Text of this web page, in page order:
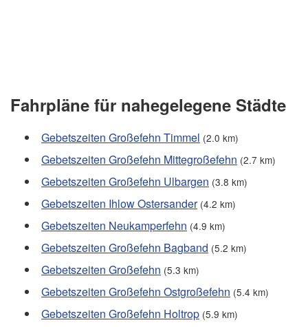
Fahrpläne für nahegelegene Städte
Gebetszeiten Großefehn Timmel (2.0 km)
Gebetszeiten Großefehn Mittegroßefehn (2.7 km)
Gebetszeiten Großefehn Ulbargen (3.8 km)
Gebetszeiten Ihlow Ostersander (4.2 km)
Gebetszeiten Neukamperfehn (4.9 km)
Gebetszeiten Großefehn Bagband (5.2 km)
Gebetszeiten Großefehn (5.3 km)
Gebetszeiten Großefehn Ostgroßefehn (5.4 km)
Gebetszeiten Großefehn Holtrop (5.9 km)